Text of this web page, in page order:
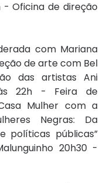
- Oficina de direção
com Mariana
de arte com Bel
das artistas Ani
22h - Feira de
Mulher com a
Negras: Da
políticas públicas”
20h30 -